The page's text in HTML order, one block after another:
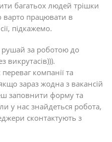
багатьох людей трішки
варто працювати в
підкажемо.
рушай за роботою до
викрутасів))).
компанії та
зараз жодна з вакансій
заповнити форму та
у нас знайдеться робота,
сконтактують з